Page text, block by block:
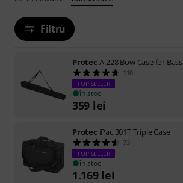
Filtru
Protec A-228 Bow Case for Bass
110
TOP SELLER
în stoc
359 lei
Protec iPac 301T Triple Case
73
TOP SELLER
în stoc
1.169 lei